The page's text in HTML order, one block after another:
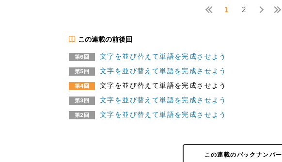
1 2
この連載の前後回
第6回 文字を並び替えて単語を完成させよう
第5回 文字を並び替えて単語を完成させよう
第4回 文字を並び替えて単語を完成させよう
第3回 文字を並び替えて単語を完成させよう
第2回 文字を並び替えて単語を完成させよう
この連載のバックナンバー